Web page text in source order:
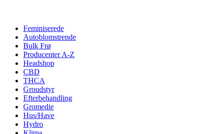
Feminiserede
Autoblomstrende
Bulk Frø
Producenter A-Z
Headshop
CBD
THCA
Groudstyr
Efterbehandling
Gromedie
Hus/Have
Hydro